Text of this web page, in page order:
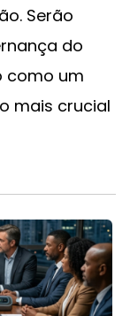
Serão
do
como um
mais crucial